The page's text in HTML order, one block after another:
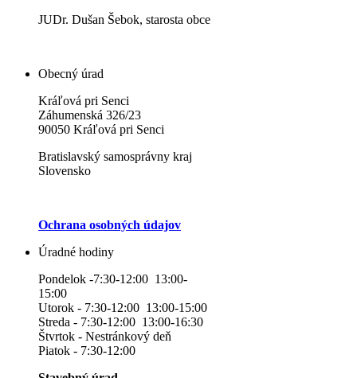
JUDr. Dušan Šebok, starosta obce
Obecný úrad
Kráľová pri Senci
Záhumenská 326/23
90050 Kráľová pri Senci
Bratislavský samosprávny kraj
Slovensko
Ochrana osobných údajov
Úradné hodiny
Pondelok -7:30-12:00 13:00-
15:00
Utorok - 7:30-12:00 13:00-15:00
Streda - 7:30-12:00 13:00-16:30
Štvrtok - Nestránkový deň
Piatok - 7:30-12:00